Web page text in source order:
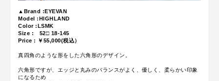
▲Brand :EYEVAN
Model :HIGHLAND
Color : LSMK
Size : 52□ 18-145
Price : ￥55,000(税込）
真四角のような形をした六角形のデザイン。
六角形ですが、 エッジと丸みのバランスがよく
、優しく、柔らかい印象
になるため